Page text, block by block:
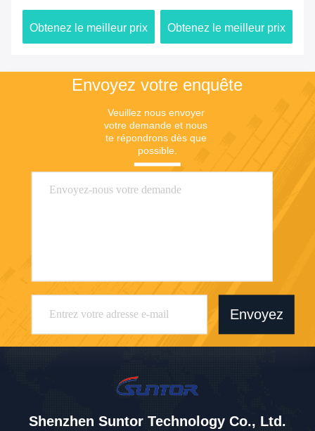
GPS/Wifi/4G
Obtenez le meilleur prix
numérique sans fil avec
batterie
Obtenez le meilleur prix
Envoyez votre enquête
Veuillez nous envoyer
votre demande et nous
te répondrons dès que
possible.
Envoyez
Shenzhen Suntor Technology Co., Ltd.